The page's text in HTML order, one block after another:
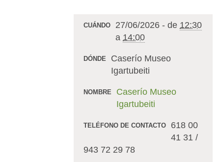
CUÁNDO 27/06/2026 - de 12:30
a 14:00
DÓNDE
Caserío Museo
Igartubeiti
NOMBRE
Caserío Museo
Igartubeiti
TELÉFONO DE CONTACTO
618 00
41 31 /
943 72 29 78